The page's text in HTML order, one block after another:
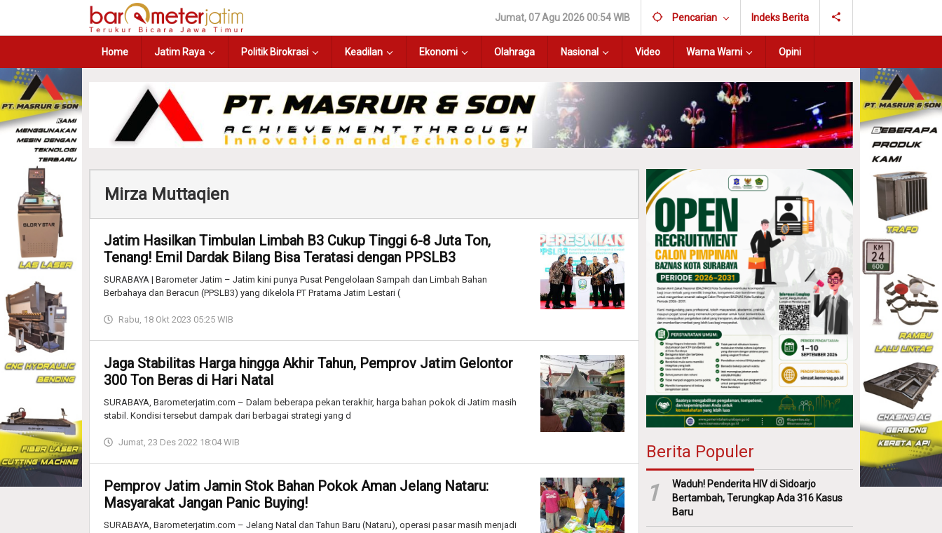
Jumat, 07 Agu 2026 00:54 WIB Pencarian Indeks Berita
Home Jatim Raya Politik Birokrasi Keadilan Ekonomi Olahraga Nasional Video Warna Warni Opini
Mirza Muttaqien
Jatim Hasilkan Timbulan Limbah B3 Cukup Tinggi 6-8 Juta Ton,
Tenang! Emil Dardak Bilang Bisa Teratasi dengan PPSLB3
SURABAYA | Barometer Jatim – Jatim kini punya Pusat Pengelolaan Sampah dan Limbah Bahan
Berbahaya dan Beracun (PPSLB3) yang dikelola PT Pratama Jatim Lestari (
Rabu, 18 Okt 2023 05:25 WIB
Jaga Stabilitas Harga hingga Akhir Tahun, Pemprov Jatim Gelontor
300 Ton Beras di Hari Natal
SURABAYA, Barometerjatim.com – Dalam beberapa pekan terakhir, harga bahan pokok di Jatim masih
stabil. Kondisi tersebut dampak dari berbagai strategi yang d
Jumat, 23 Des 2022 18:04 WIB
Pemprov Jatim Jamin Stok Bahan Pokok Aman Jelang Nataru:
Masyarakat Jangan Panic Buying!
SURABAYA, Barometerjatim.com – Jelang Natal dan Tahun Baru (Nataru), operasi pasar masih menjadi
Berita Populer
1
Waduh! Penderita HIV di Sidoarjo
Bertambah, Terungkap Ada 316 Kasus
Baru